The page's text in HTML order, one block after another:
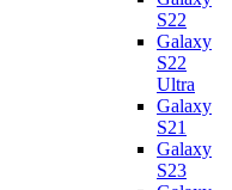
S22
Galaxy
S22
Ultra
Galaxy
S21
Galaxy
S23